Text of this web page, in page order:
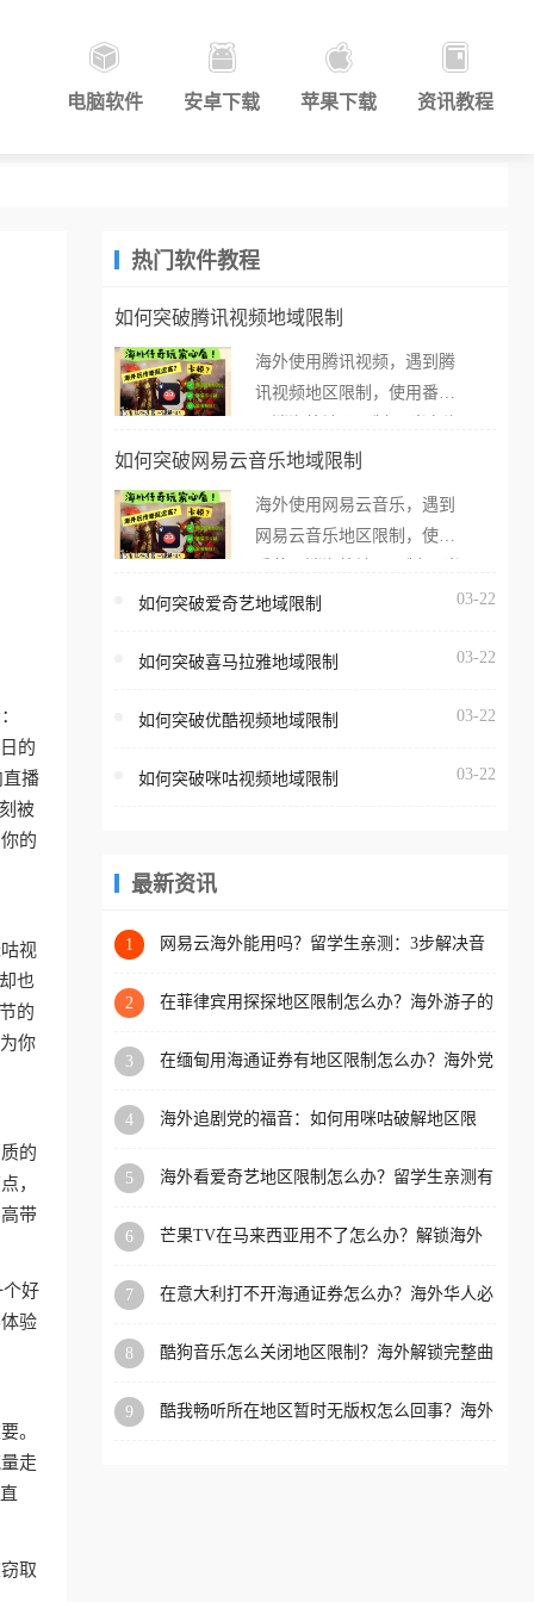
电脑软件 安卓下载 苹果下载 资讯教程
的
直播
被
的
视
也
的
你
的
，
带
个好
验
。
走
取
热门软件教程
如何突破腾讯视频地域限制
海外使用腾讯视频，遇到腾
讯视频地区限制，使用番茄
外打开腾讯视频，却突然弹
地区无法播放”的提示语。
海外用户如香港、澳门、台
亚、欧洲等国家和地区时，
台一样，出现地区及版权限
地区播放。 遇到这个问题的
区工作、留学、定居等，都
权限制所困扰。
如何突破网易云音乐地域限制
海外使用网易云音乐，遇到
网易云音乐地区限制，使用
在海外打开网易云音乐，却
所在的地区无法播放”的提示
门、台湾、美国、加拿大、
区时，网易云音乐也会像其
回国加速器，即可解决「海
版权限制」的问题，无论人
国、加拿大、澳大利亚、欧
学、定居等，都可以使用，
扰。
如何突破爱奇艺地域限制 03-22
如何突破喜马拉雅地域限制 03-22
如何突破优酷视频地域限制 03-22
如何突破咪咕视频地域限制 03-22
最新资讯
1
网易云海外能用吗？留学生亲测：3步解决音
2
在菲律宾用探探地区限制怎么办？海外游子的
3
在缅甸用海通证券有地区限制怎么办？海外党
4
海外追剧党的福音：如何用咪咕破解地区限
5
海外看爱奇艺地区限制怎么办？留学生亲测有
6
芒果TV在马来西亚用不了怎么办？解锁海外
7
在意大利打不开海通证券怎么办？海外华人必
8
酷狗音乐怎么关闭地区限制？海外解锁完整曲
9
酷我畅听所在地区暂时无版权怎么回事？海外